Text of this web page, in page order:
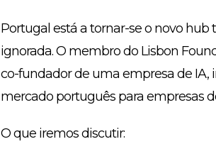
Portugal está a tornar-se o novo
ignorada. O membro do Lisbon
co-fundador de uma empresa de IA,
mercado português para empresas
O que iremos discutir: